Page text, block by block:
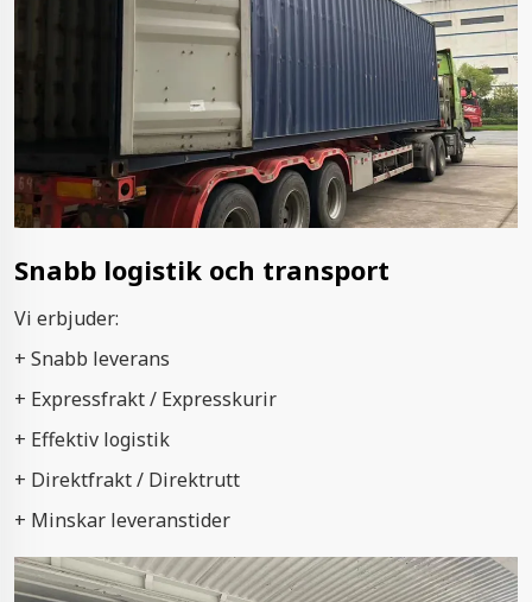
Snabb logistik och transport
Vi erbjuder:
+ Snabb leverans
+ Expressfrakt / Expresskurir
+ Effektiv logistik
+ Direktfrakt / Direktrutt
+ Minskar leveranstider